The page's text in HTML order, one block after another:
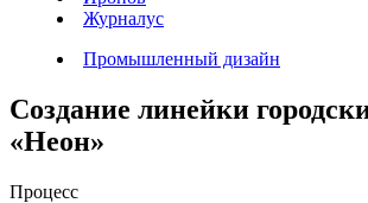
Журналус
Промышленный дизайн
Создание линейки
«Неон»
Процесс